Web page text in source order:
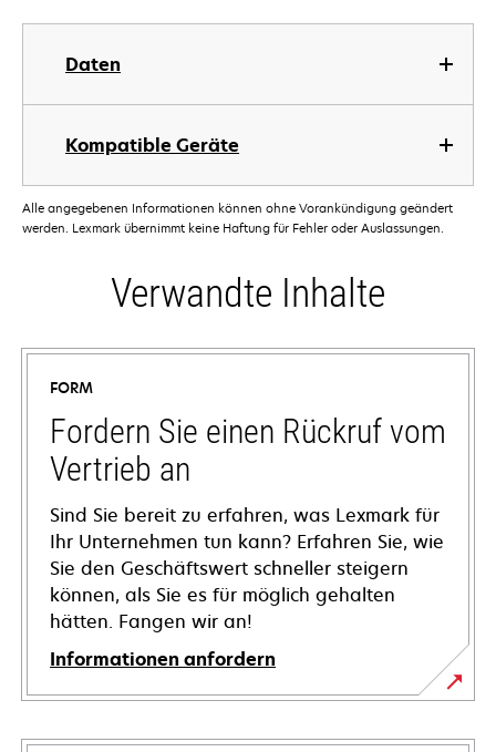
Daten
Kompatible Geräte
Alle angegebenen Informationen können ohne Vorankündigung geändert
werden. Lexmark übernimmt keine Haftung für Fehler oder Auslassungen.
Verwandte Inhalte
FORM
Fordern Sie einen Rückruf vom
Vertrieb an
Sind Sie bereit zu erfahren, was Lexmark für
Ihr Unternehmen tun kann? Erfahren Sie, wie
Sie den Geschäftswert schneller steigern
können, als Sie es für möglich gehalten
hätten. Fangen wir an!
Informationen anfordern